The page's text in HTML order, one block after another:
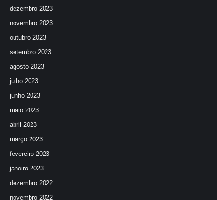
dezembro 2023
novembro 2023
outubro 2023
setembro 2023
agosto 2023
julho 2023
junho 2023
maio 2023
abril 2023
março 2023
fevereiro 2023
janeiro 2023
dezembro 2022
novembro 2022